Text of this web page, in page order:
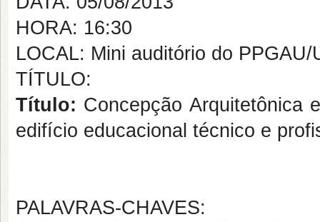
HORA: 16:30
LOCAL: Mini auditório do PPGAU/
TÍTULO:
Título: Concepção Arquitetônica
edifício educacional técnico e
PALAVRAS-CHAVES: